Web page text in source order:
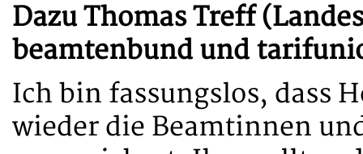
Dazu Thomas Treff
beamtenbund und
Ich bin fassungslos, dass
wieder die Beamtinnen